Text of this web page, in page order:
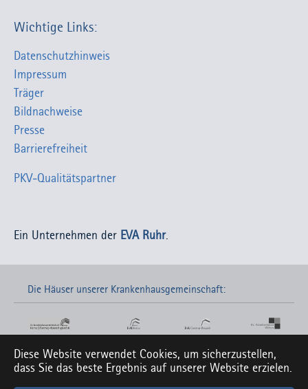
Diese Website verwendet Cookies, um sicherzustellen,
dass Sie das beste Ergebnis auf unserer Website erzielen.
Wichtige Links:
Datenschutzhinweis
Impressum
Träger
Bildnachweise
Presse
Barrierefreiheit
PKV-Qualitätspartner
Ein Unternehmen der EVA Ruhr.
Die Häuser unserer Krankenhausgemeinschaft:
Links zu unseren Social-Media-Seiten: